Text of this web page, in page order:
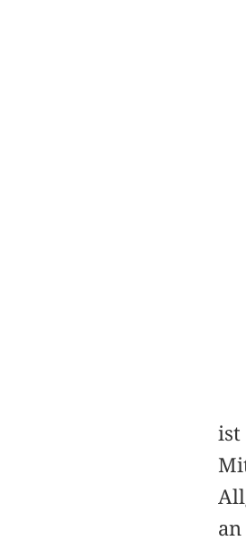
ist